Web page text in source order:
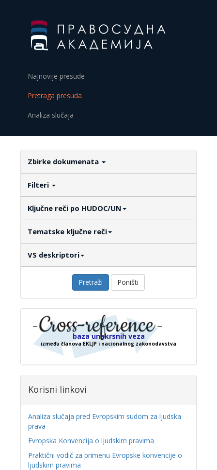
Najnovije presude
Pretraga presuda
Analiza slučaja
Zbirke dokumenata
Filteri
Ključne reči po HUDOC/UN
Tematske ključne reči
VS deskriptori
Pretraži Poništi
baza unakrsnih veza
između članova EKLJP i nacionalnog zakonodavstva
Korisni linkovi
Analiza slučaja pred Evropskim sudom za ljudska
prava
Evropska Konvencija o ljudskim pravima
Praktični vodič za primenu Evropske konvencije o
ljudskim pravima